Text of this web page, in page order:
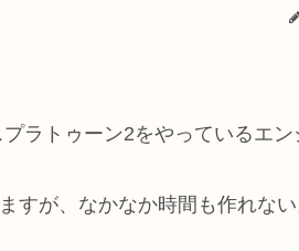
ラトゥーン2をやっているエン
すが、なかなか時間も作れない